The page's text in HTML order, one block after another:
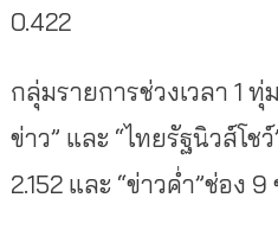
0.422
กลุ่มรายการช่วงเวลา 1
ข่าว” และ “ไทยรัฐนิวส์โช
2.152 และ “ข่าวค่ำ”ช่อง